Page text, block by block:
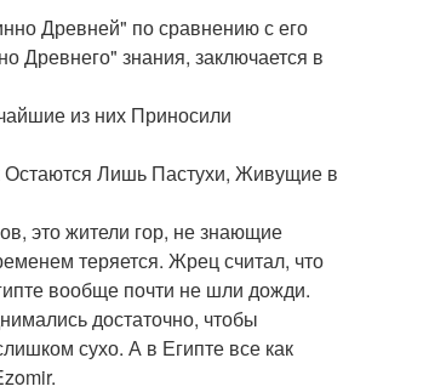
Древней" по сравнению с его
Древнего" знания, заключается в
из них Приносили
Лишь Пастухи, Живущие в
это жители гор, не знающие
теряется. Жрец считал, что
вообще почти не шли дожди.
достаточно, чтобы
сухо. А в Египте все как